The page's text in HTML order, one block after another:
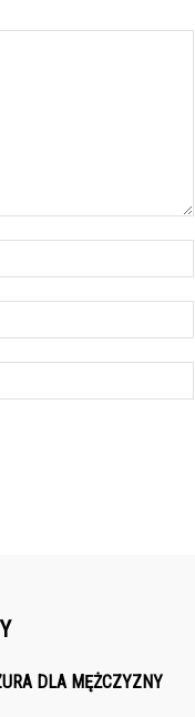
DLA MĘŻCZYZNY